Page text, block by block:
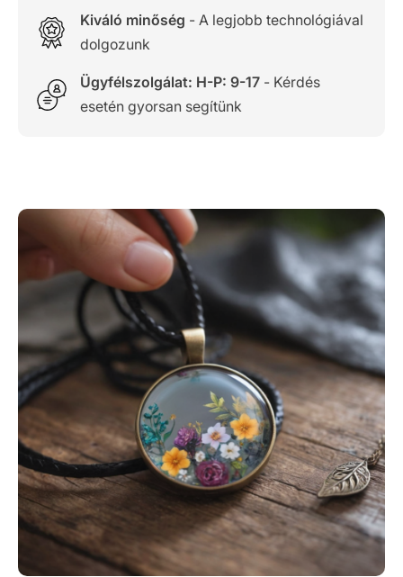
Kiváló minőség - A legjobb technológiával
dolgozunk
Ügyfélszolgálat: H-P: 9-17- Kérdés
esetén gyorsan segítünk